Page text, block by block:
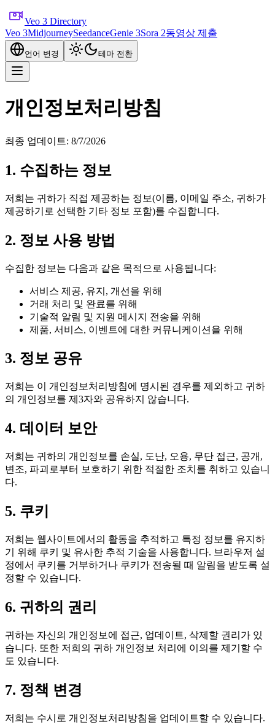
Veo 3 Directory
Veo 3MidjourneySeedanceGenie 3Sora 2동영상 제출
언어 변경 테마 전환
개인정보처리방침
최종 업데이트: 8/7/2026
1. 수집하는 정보
저희는 귀하가 직접 제공하는 정보(이름, 이메일 주소, 귀하가
제공하기로 선택한 기타 정보 포함)를 수집합니다.
2. 정보 사용 방법
수집한 정보는 다음과 같은 목적으로 사용됩니다:
서비스 제공, 유지, 개선을 위해
거래 처리 및 완료를 위해
기술적 알림 및 지원 메시지 전송을 위해
제품, 서비스, 이벤트에 대한 커뮤니케이션을 위해
3. 정보 공유
저희는 이 개인정보처리방침에 명시된 경우를 제외하고 귀하
의 개인정보를 제3자와 공유하지 않습니다.
4. 데이터 보안
저희는 귀하의 개인정보를 손실, 도난, 오용, 무단 접근, 공개,
변조, 파괴로부터 보호하기 위한 적절한 조치를 취하고 있습니
다.
5. 쿠키
저희는 웹사이트에서의 활동을 추적하고 특정 정보를 유지하
기 위해 쿠키 및 유사한 추적 기술을 사용합니다. 브라우저 설
정에서 쿠키를 거부하거나 쿠키가 전송될 때 알림을 받도록 설
정할 수 있습니다.
6. 귀하의 권리
귀하는 자신의 개인정보에 접근, 업데이트, 삭제할 권리가 있
습니다. 또한 저희의 귀하 개인정보 처리에 이의를 제기할 수
도 있습니다.
7. 정책 변경
저희는 수시로 개인정보처리방침을 업데이트할 수 있습니다.